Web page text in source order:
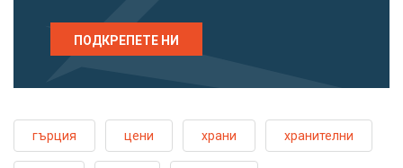
ПОДКРЕПЕТЕ НИ
гърция цени храни хранителни